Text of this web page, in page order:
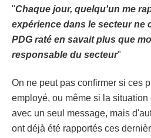
"Chaque jour, quelqu'un me
expérience dans le secteur ne
PDG raté en savait plus que
responsable du secteur"
On ne peut pas confirmer si ces
employé, ou même si la
avec un seul message, mais
ont déjà été rapportés ces